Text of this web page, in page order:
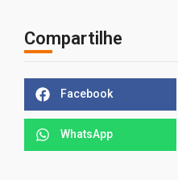
Compartilhe
Facebook
WhatsApp